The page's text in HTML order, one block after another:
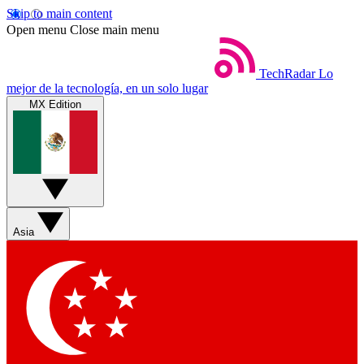
Skip to main content
Open menu Close main menu
TechRadar Lo
mejor de la tecnología, en un solo lugar
MX Edition
Asia